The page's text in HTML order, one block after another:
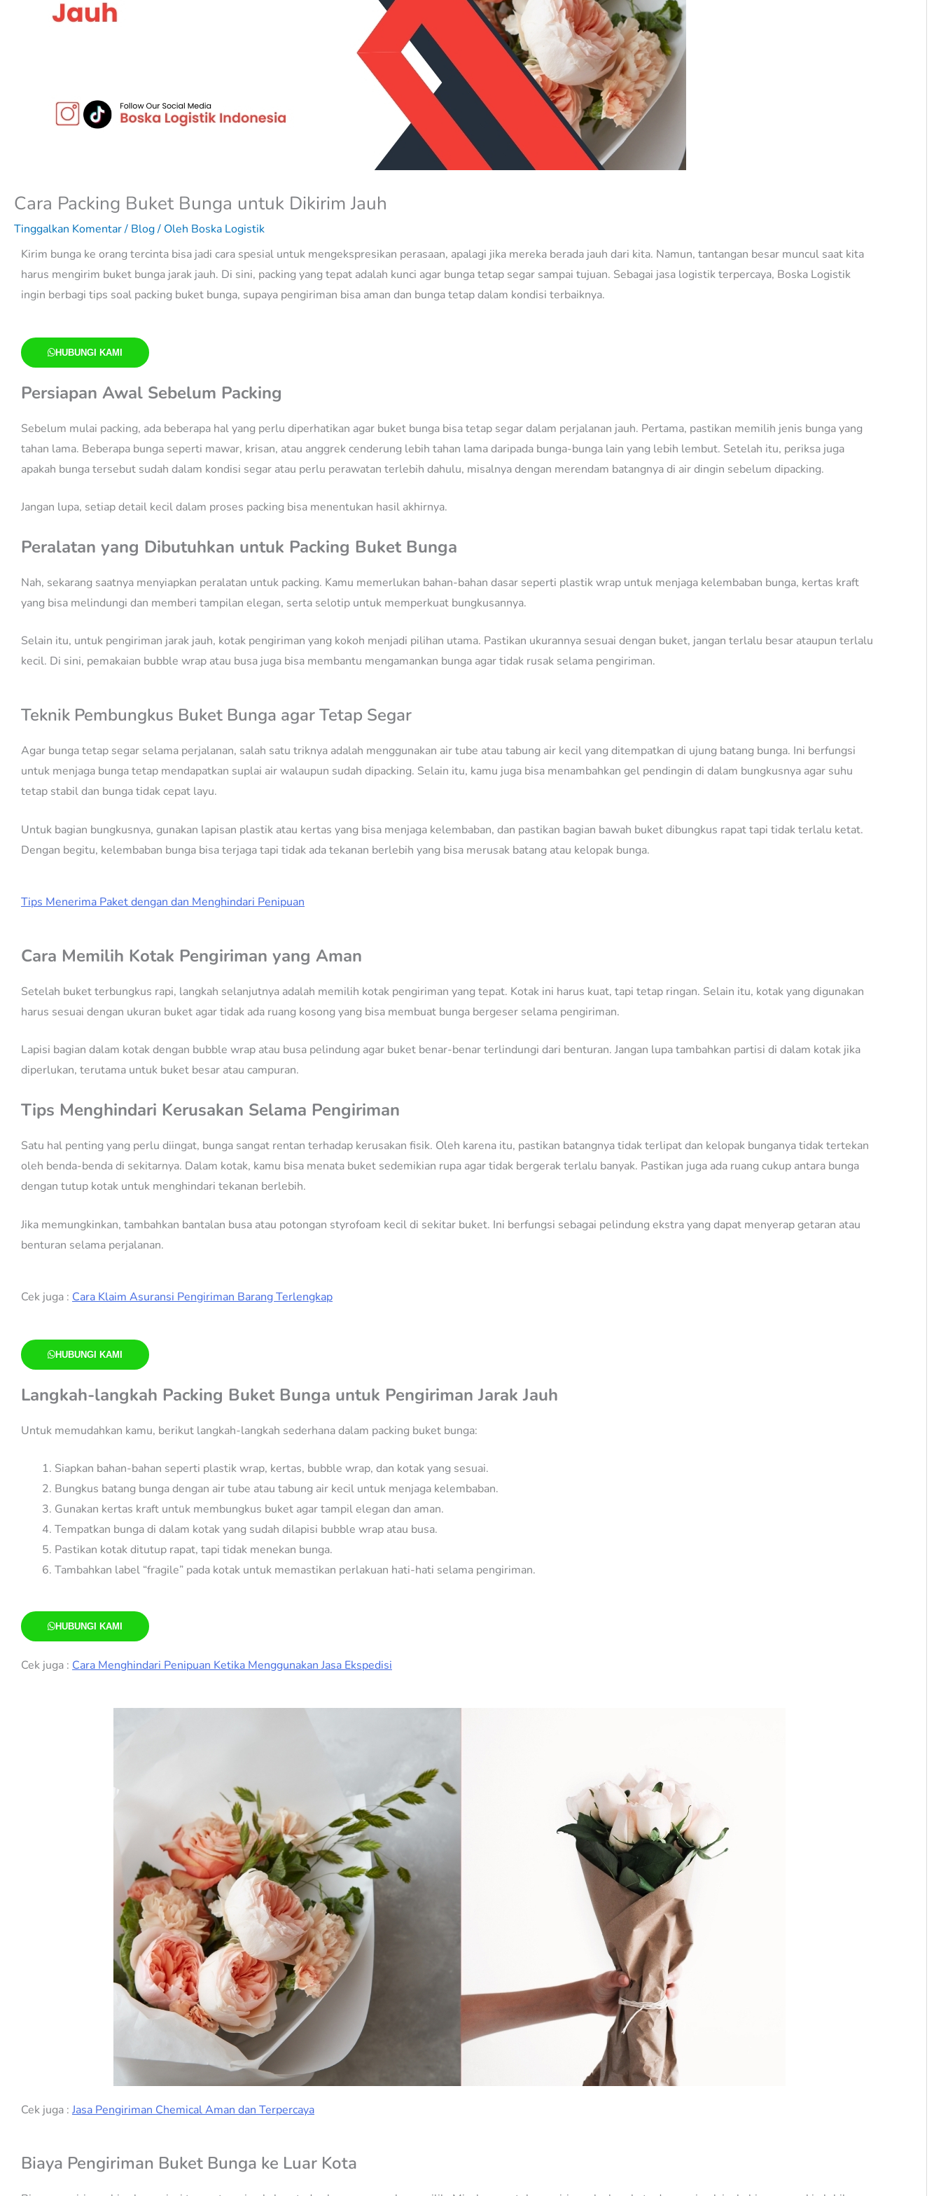
Cara Packing Buket Bunga untuk Dikirim Jauh
Tinggalkan Komentar/ Blog/ Oleh Boska Logistik
Kirim bunga ke orang tercinta bisa jadi cara spesial untuk mengekspresikan perasaan, apalagi jika mereka berada jauh dari kita. Namun, tantangan besar muncul saat kita
harus mengirim buket bunga jarak jauh. Di sini, packing yang tepat adalah kunci agar bunga tetap segar sampai tujuan. Sebagai jasa logistik terpercaya, Boska Logistik
ingin berbagi tips soal packing buket bunga, supaya pengiriman bisa aman dan bunga tetap dalam kondisi terbaiknya.
HUBUNGI KAMI
Persiapan Awal Sebelum Packing
Sebelum mulai packing, ada beberapa hal yang perlu diperhatikan agar buket bunga bisa tetap segar dalam perjalanan jauh. Pertama, pastikan memilih jenis bunga yang
tahan lama. Beberapa bunga seperti mawar, krisan, atau anggrek cenderung lebih tahan lama daripada bunga-bunga lain yang lebih lembut. Setelah itu, periksa juga
apakah bunga tersebut sudah dalam kondisi segar atau perlu perawatan terlebih dahulu, misalnya dengan merendam batangnya di air dingin sebelum dipacking.
Jangan lupa, setiap detail kecil dalam proses packing bisa menentukan hasil akhirnya.
Peralatan yang Dibutuhkan untuk Packing Buket Bunga
Nah, sekarang saatnya menyiapkan peralatan untuk packing. Kamu memerlukan bahan-bahan dasar seperti plastik wrap untuk menjaga kelembaban bunga, kertas kraft
yang bisa melindungi dan memberi tampilan elegan, serta selotip untuk memperkuat bungkusannya.
Selain itu, untuk pengiriman jarak jauh, kotak pengiriman yang kokoh menjadi pilihan utama. Pastikan ukurannya sesuai dengan buket, jangan terlalu besar ataupun terlalu
kecil. Di sini, pemakaian bubble wrap atau busa juga bisa membantu mengamankan bunga agar tidak rusak selama pengiriman.
Teknik Pembungkus Buket Bunga agar Tetap Segar
Agar bunga tetap segar selama perjalanan, salah satu triknya adalah menggunakan air tube atau tabung air kecil yang ditempatkan di ujung batang bunga. Ini berfungsi
untuk menjaga bunga tetap mendapatkan suplai air walaupun sudah dipacking. Selain itu, kamu juga bisa menambahkan gel pendingin di dalam bungkusnya agar suhu
tetap stabil dan bunga tidak cepat layu.
Untuk bagian bungkusnya, gunakan lapisan plastik atau kertas yang bisa menjaga kelembaban, dan pastikan bagian bawah buket dibungkus rapat tapi tidak terlalu ketat.
Dengan begitu, kelembaban bunga bisa terjaga tapi tidak ada tekanan berlebih yang bisa merusak batang atau kelopak bunga.
Tips Menerima Paket dengan dan Menghindari Penipuan
Cara Memilih Kotak Pengiriman yang Aman
Setelah buket terbungkus rapi, langkah selanjutnya adalah memilih kotak pengiriman yang tepat. Kotak ini harus kuat, tapi tetap ringan. Selain itu, kotak yang digunakan
harus sesuai dengan ukuran buket agar tidak ada ruang kosong yang bisa membuat bunga bergeser selama pengiriman.
Lapisi bagian dalam kotak dengan bubble wrap atau busa pelindung agar buket benar-benar terlindungi dari benturan. Jangan lupa tambahkan partisi di dalam kotak jika
diperlukan, terutama untuk buket besar atau campuran.
Tips Menghindari Kerusakan Selama Pengiriman
Satu hal penting yang perlu diingat, bunga sangat rentan terhadap kerusakan fisik. Oleh karena itu, pastikan batangnya tidak terlipat dan kelopak bunganya tidak tertekan
oleh benda-benda di sekitarnya. Dalam kotak, kamu bisa menata buket sedemikian rupa agar tidak bergerak terlalu banyak. Pastikan juga ada ruang cukup antara bunga
dengan tutup kotak untuk menghindari tekanan berlebih.
Jika memungkinkan, tambahkan bantalan busa atau potongan styrofoam kecil di sekitar buket. Ini berfungsi sebagai pelindung ekstra yang dapat menyerap getaran atau
benturan selama perjalanan.
Cek juga : Cara Klaim Asuransi Pengiriman Barang Terlengkap
HUBUNGI KAMI
Langkah-langkah Packing Buket Bunga untuk Pengiriman Jarak Jauh
Untuk memudahkan kamu, berikut langkah-langkah sederhana dalam packing buket bunga:
Siapkan bahan-bahan seperti plastik wrap, kertas, bubble wrap, dan kotak yang sesuai.
Bungkus batang bunga dengan air tube atau tabung air kecil untuk menjaga kelembaban.
Gunakan kertas kraft untuk membungkus buket agar tampil elegan dan aman.
Tempatkan bunga di dalam kotak yang sudah dilapisi bubble wrap atau busa.
Pastikan kotak ditutup rapat, tapi tidak menekan bunga.
Tambahkan label “fragile” pada kotak untuk memastikan perlakuan hati-hati selama pengiriman.
HUBUNGI KAMI
Cek juga : Cara Menghindari Penipuan Ketika Menggunakan Jasa Ekspedisi
Cek juga : Jasa Pengiriman Chemical Aman dan Terpercaya
Biaya Pengiriman Buket Bunga ke Luar Kota